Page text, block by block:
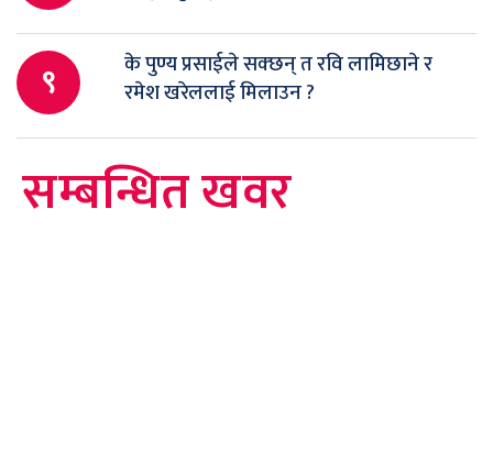
९
के पुण्य प्रसाईले सक्छन् त रवि लामिछाने र
रमेश खरेललाई मिलाउन ?
सम्बन्धित खवर